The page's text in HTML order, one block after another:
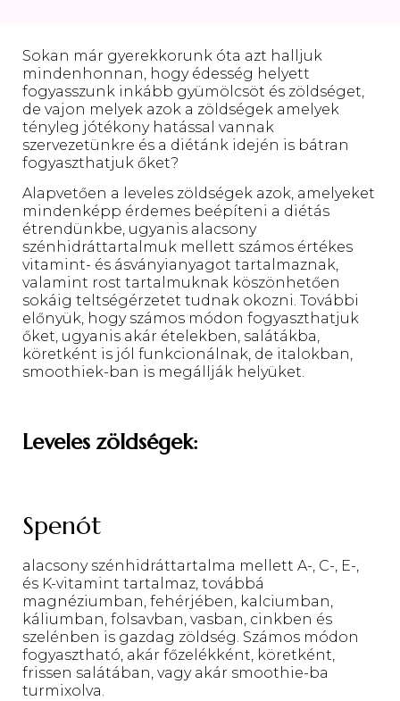
Sokan már gyerekkorunk óta azt halljuk
mindenhonnan, hogy édesség helyett
fogyasszunk inkább gyümölcsöt és zöldséget,
de vajon melyek azok a zöldségek amelyek
tényleg jótékony hatással vannak
szervezetünkre és a diétánk idején is bátran
fogyaszthatjuk őket?
Alapvetően a leveles zöldségek azok, amelyeket
mindenképp érdemes beépíteni a diétás
étrendünkbe, ugyanis alacsony
szénhidráttartalmuk mellett számos értékes
vitamint- és ásványianyagot tartalmaznak,
valamint rost tartalmuknak köszönhetően
sokáig teltségérzetet tudnak okozni. További
előnyük, hogy számos módon fogyaszthatjuk
őket, ugyanis akár ételekben, salátákba,
köretként is jól funkcionálnak, de italokban,
smoothiek-ban is megállják helyüket.
Leveles zöldségek:
Spenót
alacsony szénhidráttartalma mellett A-, C-, E-,
és K-vitamint tartalmaz, továbbá
magnéziumban, fehérjében, kalciumban,
káliumban, folsavban, vasban, cinkben és
szelénben is gazdag zöldség. Számos módon
fogyasztható, akár főzelékként, köretként,
frissen salátában, vagy akár smoothie-ba
turmixolva.